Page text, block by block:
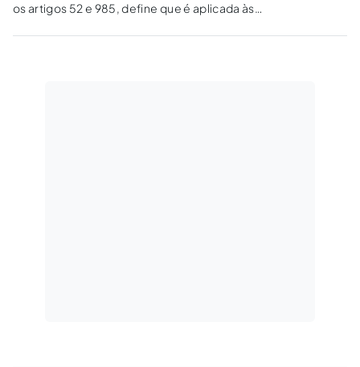
os artigos 52 e 985, define que é aplicada às
personalidade, que é adquirida no evento da